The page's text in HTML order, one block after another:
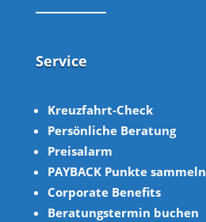
Service
Kreuzfahrt-Check
Persönliche Beratung
Preisalarm
PAYBACK Punkte sammeln
Corporate Benefits
Beratungstermin buchen